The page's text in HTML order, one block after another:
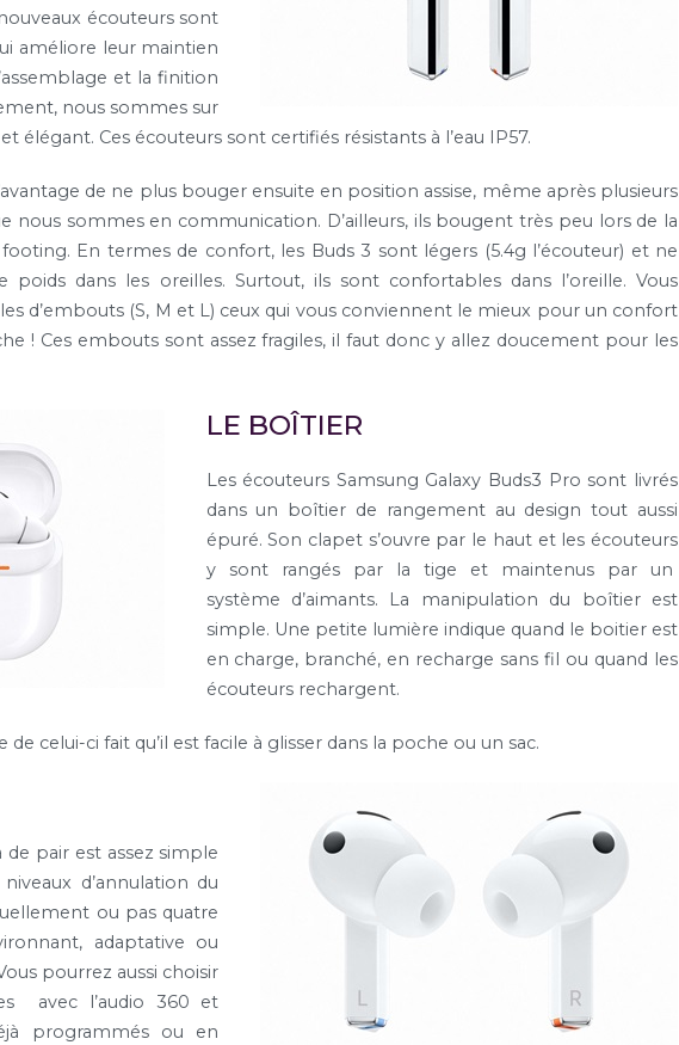
écouteurs sont
améliore leur maintien
et la finition
nous sommes sur
élégant. Ces écouteurs sont certifiés résistants à l’eau IP57.
de ne plus bouger ensuite en position assise, même après plusieurs
nous sommes en communication. D’ailleurs, ils bougent très peu lors de la
En termes de confort, les Buds 3 sont légers (5.4g l’écouteur) et ne
poids dans les oreilles. Surtout, ils sont confortables dans l’oreille. Vous
d’embouts (S, M et L) ceux qui vous conviennent le mieux pour un confort
! Ces embouts sont assez fragiles, il faut donc y allez doucement pour les
LE BOÎTIER
Les écouteurs Samsung Galaxy Buds3 Pro sont livrés
dans un boîtier de rangement au design tout aussi
épuré. Son clapet s’ouvre par le haut et les écouteurs
y sont rangés par la tige et maintenus par un
système d’aimants. La manipulation du boîtier est
simple. Une petite lumière indique quand le boitier est
en charge, branché, en recharge sans fil ou quand les
écouteurs rechargent.
de celui-ci fait qu’il est facile à glisser dans la poche ou un sac.
de pair est assez simple
d’annulation du
ou pas quatre
adaptative ou
pourrez aussi choisir
avec l’audio 360 et
programmés ou en